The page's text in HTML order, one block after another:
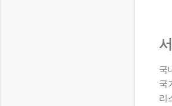
국
국
리